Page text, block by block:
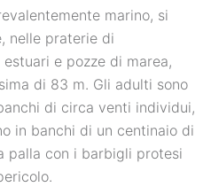
marino, si
nelle praterie di
e pozze di marea,
di 83 m. Gli adulti sono
di circa venti individui,
in banchi di un centinaio di
palla con i barbigli protesi